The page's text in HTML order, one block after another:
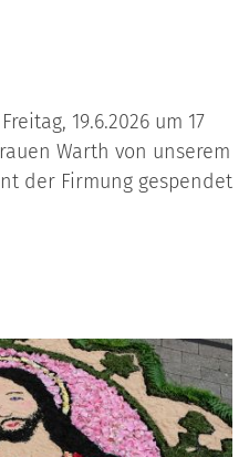
19.6.2026 um 17
Warth von unserem
der Firmung gespendet